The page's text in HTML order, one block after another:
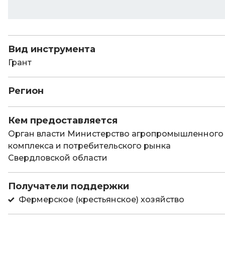
Вид инструмента
Грант
Регион
Кем предоставляется
Орган власти Министерство агропромышленного
комплекса и потребительского рынка
Свердловской области
Получатели поддержки
Фермерское (крестьянское) хозяйство